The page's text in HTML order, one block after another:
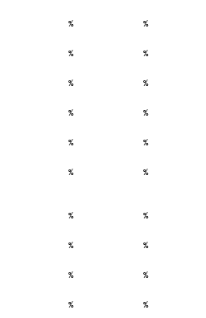
% %
% %
% %
% %
% %
% %
% %
% %
% %
% %